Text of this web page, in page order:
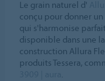
Le grain naturel d'
conçu pour donner
qui s'harmonise
disponible dans une
construction Allura
produits Tessera,
.